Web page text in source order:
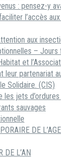
: pensez-y
l’accès
aux
– Jours
et
leur partenariat
Solidaire. (CIS)
les jets
sauvages
DE
DE L’AN